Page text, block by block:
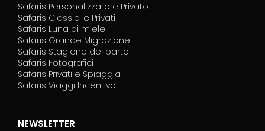
Safaris Personalizzato e Privato
Safaris Classici e Privati
Safaris Luna di miele
Safaris Grande Migrazione
Safaris Stagione del parto
Safaris Fotografici
Safaris Privati e Spiaggia
Safaris Viaggi Incentivo
NEWSLETTER